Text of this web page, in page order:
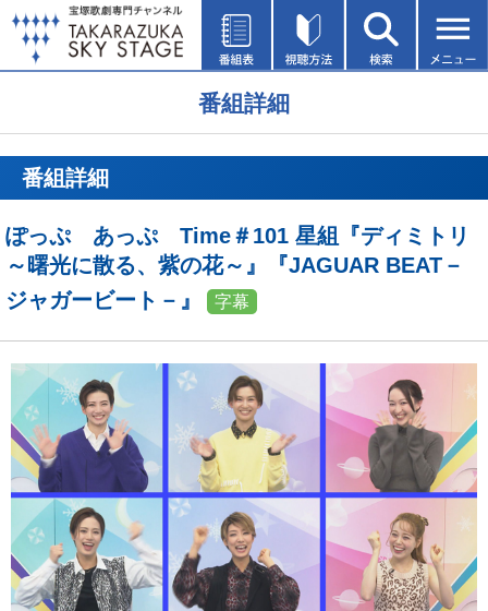
番組詳細
番組詳細
ぽっぷ あっぷ Time＃101 星組『ディミトリ
～曙光に散る、紫の花～』『JAGUAR BEAT－
ジャガービート－』
字幕